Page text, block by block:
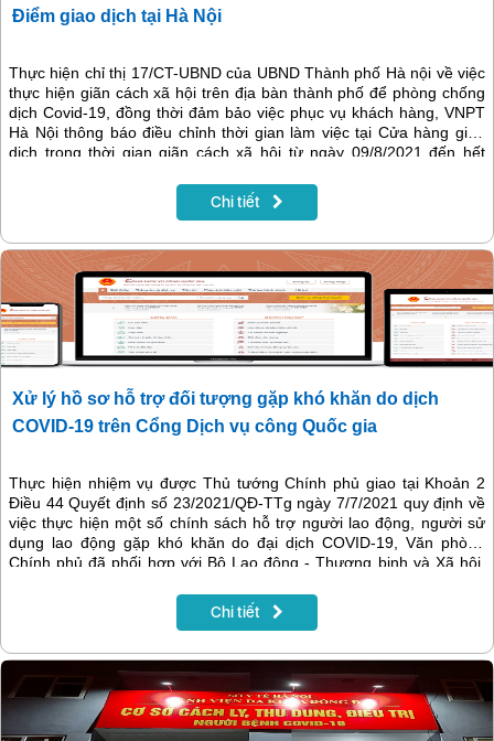
Điểm giao dịch tại Hà Nội
Thực hiện chỉ thị 17/CT-UBND của UBND Thành phố Hà nội về việc
thực hiện giãn cách xã hội trên địa bàn thành phố để phòng chống
dịch Covid-19, đồng thời đảm bảo việc phục vụ khách hàng, VNPT
Hà Nội thông báo điều chỉnh thời gian làm việc tại Cửa hàng giao
dịch trong thời gian giãn cách xã hội từ ngày 09/8/2021 đến hết
Chi tiết
Xử lý hồ sơ hỗ trợ đối tượng gặp khó khăn do dịch
COVID-19 trên Cổng Dịch vụ công Quốc gia
Thực hiện nhiệm vụ được Thủ tướng Chính phủ giao tại Khoản 2
Điều 44 Quyết định số 23/2021/QĐ-TTg ngày 7/7/2021 quy định về
việc thực hiện một số chính sách hỗ trợ người lao động, người sử
dụng lao động gặp khó khăn do đại dịch COVID-19, Văn phòng
Chính phủ đã phối hợp với Bộ Lao động - Thương binh và Xã hội,
VNPT và các đơn vị liên quan cung cấp 8 dịch vụ công trên Cổng
Dịch vụ công quốc gia (tại địa chỉ https://ncovi.dichvucong.gov.vn)
Chi tiết